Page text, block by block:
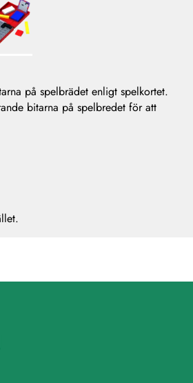
på spelbrädet enligt spelkortet.
bitarna på spelbredet för att